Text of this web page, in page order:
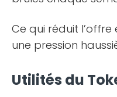
Ce qui réduit
une pression
Utilités du